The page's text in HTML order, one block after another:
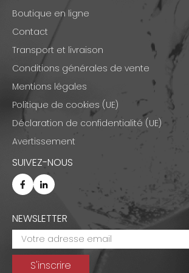
Boutique en ligne
Contact
Transport et livraison
Conditions générales de vente
Mentions légales
Politique de cookies (UE)
Déclaration de confidentialité (UE)
Avertissement
SUIVEZ-NOUS
NEWSLETTER